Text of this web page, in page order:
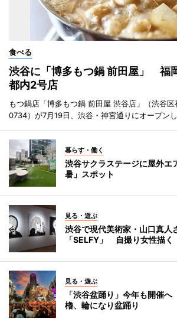
食べる
渋谷に「博多もつ鍋 前田屋」 福
都内2号店
もつ鍋店「博多もつ鍋 前田屋 渋谷店」（渋谷
0734）が7月19日、渋谷・神宮通りにオープンし
暮らす・働く
渋谷サクラステージに屋外エ
暑」スポット
見る・遊ぶ
渋谷で現代美術家・山口真人
「SELFY」 自撮り女性描く
見る・遊ぶ
「渋谷盆踊り」今年も開催
櫓、輪になり盆踊り